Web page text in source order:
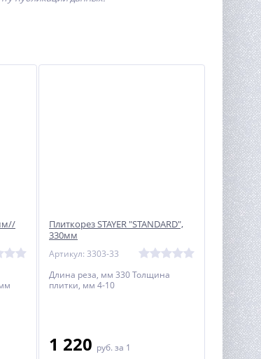
Плиткорез STAYER ″STANDARD″,
330мм
Артикул: 3303-33
Длина реза, мм 330 Толщина
плитки, мм 4-10
1 220 руб. за 1